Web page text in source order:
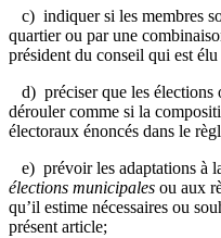
c) indiquer si les membres
quartier ou par une
président du conseil qui est
d) préciser que les élections
dérouler comme si la
électoraux énoncés dans le
e) prévoir les adaptations à
élections municipales ou aux
qu’il estime nécessaires ou
présent article;